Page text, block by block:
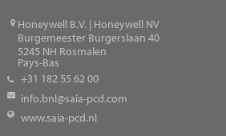
Honeywell B.V. | Honeywell NV
Burgemeester Burgerslaan 40
5245 NH Rosmalen
Pays-Bas
+31 182 55 62 00
info.bnl@saia-pcd.com
www.saia-pcd.nl